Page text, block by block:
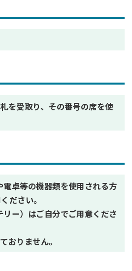
を受取り、その番号の席を使
卓等の機器類を使用される方
ださい。
ー）はご自分でご用意くださ
おりません。